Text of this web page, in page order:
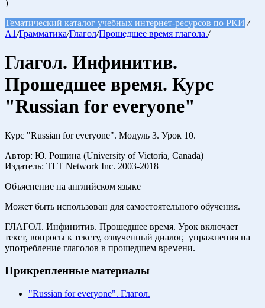
Тематический каталог учебных интернет-ресурсов по РКИ /
A1/Грамматика/Глагол/Прошедшее время глагола./
Глагол. Инфинитив.
Прошедшее время. Курс
"Russian for everyone"
Курс "Russian for everyone". Модуль 3. Урок 10.
Автор: Ю. Рощина (University of Victoria, Canada)
Издатель: TLT Network Inc. 2003-2018
Объяснение на английском языке
Может быть использован для самостоятельного обучения.
ГЛАГОЛ. Инфинитив. Прошедшее время. Урок включает
текст, вопросы к тексту, озвученный диалог, упражнения на
употребление глаголов в прошедшем времени.
Прикрепленные материалы
"Russian for everyone". Глагол.